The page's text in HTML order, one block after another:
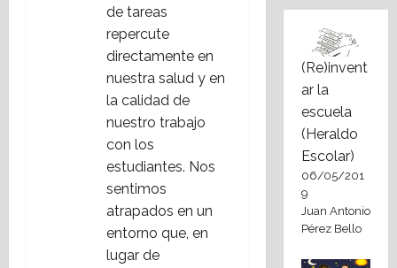
de tareas
repercute
directamente en
nuestra salud y en
la calidad de
nuestro trabajo
con los
estudiantes. Nos
sentimos
atrapados en un
entorno que, en
lugar de
(Re)invent
ar la
escuela
(Heraldo
Escolar)
06/05/201
9
Juan Antonio
Pérez Bello